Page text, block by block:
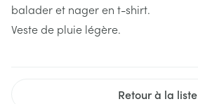
balader et nager en t-shirt.
Veste de pluie légère.
Retour à la liste